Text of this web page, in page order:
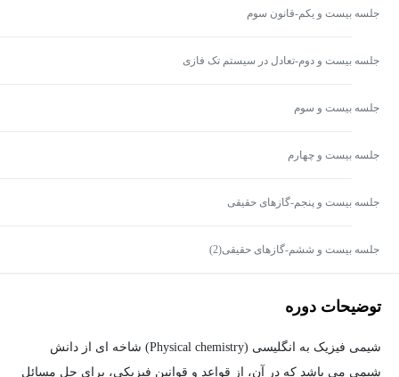
جلسه بیست و یکم-قانون سوم
جلسه بیست و دوم-تعادل در سیستم تک فازی
جلسه بیست و سوم
جلسه بیست و چهارم
جلسه بیست و پنجم-گازهای حقیقی
جلسه بیست و ششم-گازهای حقیقی(2)
توضیحات دوره
شیمی فیزیک به انگلیسی (Physical chemistry) شاخه ای از دانش
شیمی می باشد که در آن، از قواعد و قوانین فیزیکی، برای حل مسائل